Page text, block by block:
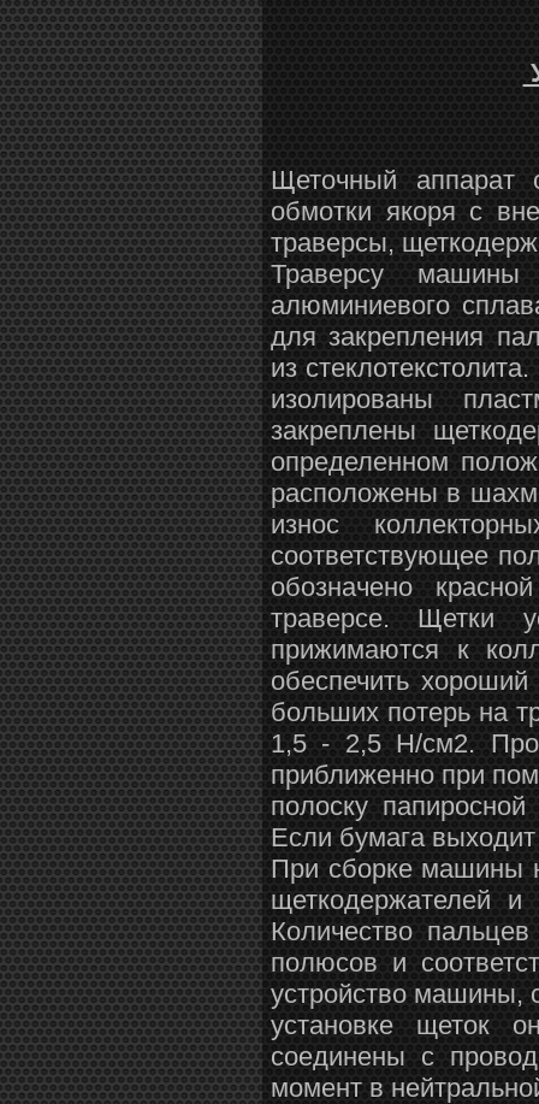
Щеточный аппарат
обмотки якоря с
траверсы,
Траверсу
алюминиевого
для закрепления
из
изолированы
закреплены
определенном
расположены в
износ
соответствующее
обозначено
траверсе. Щетки
прижимаются к
обеспечить
больших потерь на
1,5 - 2,5 Н/см2.
приближенно при
полоску
Если бумага
При сборке машины
щеткодержателей и
Количество
полюсов и
устройство машины,
установке щеток
соединены с
момент в